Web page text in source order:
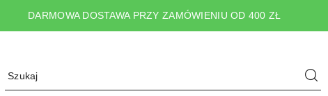
DARMOWA DOSTAWA PRZY ZAMÓWIENIU OD 400 ZŁ